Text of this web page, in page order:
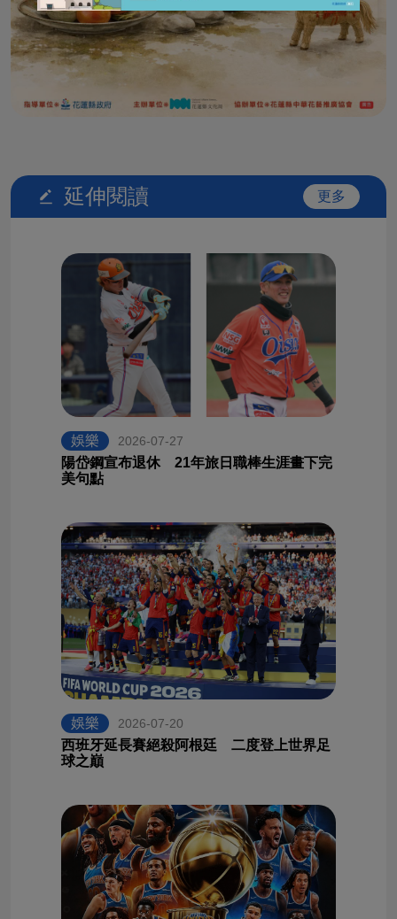
延伸閱讀 更多
娛樂 2026-07-27
陽岱鋼宣布退休 21年旅日職棒生涯畫下完
美句點
娛樂 2026-07-20
西班牙延長賽絕殺阿根廷 二度登上世界足
球之巔